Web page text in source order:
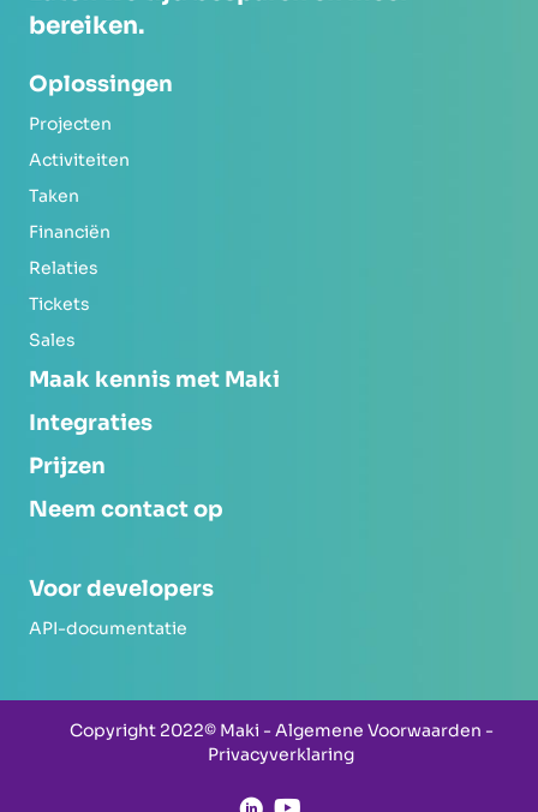
bereiken.
Oplossingen
Projecten
Activiteiten
Taken
Financiën
Relaties
Tickets
Sales
Maak kennis met Maki
Integraties
Prijzen
Neem contact op
Voor developers
API-documentatie
Copyright 2022© Maki - Algemene Voorwaarden -
Privacyverklaring